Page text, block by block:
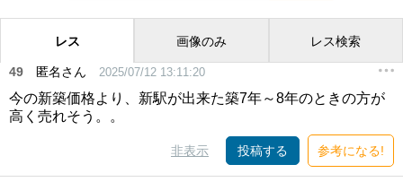
レス 画像のみ レス検索
49 匿名さん 2025/07/12 13:11:20
今の新築価格より、新駅が出来た築7年～8年のときの方が
高く売れそう。。
非表示 投稿する 参考になる!